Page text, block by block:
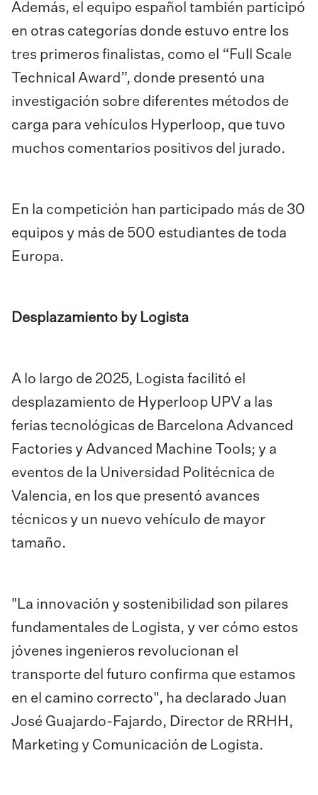
Además, el equipo español también participó
en otras categorías donde estuvo entre los
tres primeros finalistas, como el “Full Scale
Technical Award”, donde presentó una
investigación sobre diferentes métodos de
carga para vehículos Hyperloop, que tuvo
muchos comentarios positivos del jurado.
En la competición han participado más de 30
equipos y más de 500 estudiantes de toda
Europa.
Desplazamiento by Logista
A lo largo de 2025, Logista facilitó el
desplazamiento de Hyperloop UPV a las
ferias tecnológicas de Barcelona Advanced
Factories y Advanced Machine Tools; y a
eventos de la Universidad Politécnica de
Valencia, en los que presentó avances
técnicos y un nuevo vehículo de mayor
tamaño.
"La innovación y sostenibilidad son pilares
fundamentales de Logista, y ver cómo estos
jóvenes ingenieros revolucionan el
transporte del futuro confirma que estamos
en el camino correcto", ha declarado Juan
José Guajardo-Fajardo, Director de RRHH,
Marketing y Comunicación de Logista.